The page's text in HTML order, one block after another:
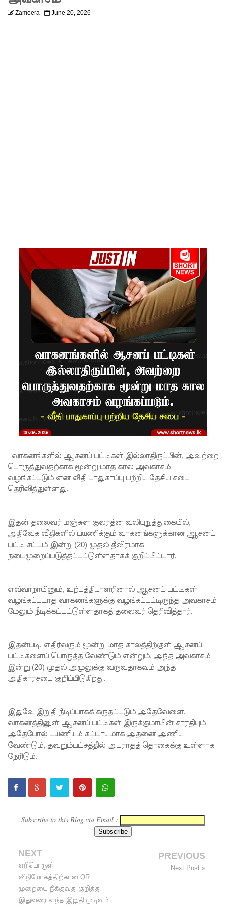
சிறைச்சா
லை
மோதல்:
சந்தேகநப
ர்கள் 62
உயர்வு
மாவட்டங்
மண்சரிவு
அபாய
எச்சரிக்
கை!
மட்டக்கள
சிறைச்சா
லையை
சுற்றி
பாதுகாப்பு!
லலித் -
காணாமற்
போன
வழக்கு
ய
ராஜபக்ச
செப்டம்பர்
தேதி
காணொ
ளி மூலம்
ளிக்க
நீதிமன்றம்
நேற்றைய
Zameera June 20, 2026
வாகனங்களில் ஆசனப் பட்டிகள் இல்லாதிருப்பின், அவற்றை
பொருத்துவதற்காக மூன்று மாத கால அவகாசம்
வழங்கப்படும் என வீதி பாதுகாப்பு பற்றிய தேசிய சபை
தெரிவித்துள்ளது.
இதன் தலைவர் மஞ்சுள குலரத்ன வலியுறுத்துகையில்,
அதிவேக வீதிகளில் பயணிக்கும் வாகனங்களுக்கான ஆசனப்
பட்டி சட்டம் இன்று (20) முதல் தீவிரமாக
நடைமுறைப்படுத்தப்பட்டுள்ளதாகக் குறிப்பிட்டார்.
எவ்வாறாயினும், உற்பத்தியாளரினால் ஆசனப் பட்டிகள்
வழங்கப்படாத வாகனங்களுக்கு வழங்கப்பட்டிருந்த அவகாசம்
மேலும் நீடிக்கப்பட்டுள்ளதாகத் தலைவர் தெரிவித்தார்.
இதன்படி, எதிர்வரும் மூன்று மாத காலத்திற்குள் ஆசனப்
பட்டிகளைப் பொருத்த வேண்டும் என்றும், அந்த அவகாசம்
இன்று (20) முதல் அமுலுக்கு வருவதாகவும் அந்த
அதிகாரசபை குறிப்பிடுகிறது.
இதுவே இறுதி நீடிப்பாகக் கருதப்படும் அதேவேளை,
வாகனத்தினுள் ஆசனப் பட்டிகள் இருக்குமாயின் சாரதியும்
அதேபோல் பயணியும் கட்டாயமாக அதனை அணிய
வேண்டும், தவறும்பட்சத்தில் அபராதத் தொகைக்கு உள்ளாக
நேரிடும்.
Subscribe to this Blog via Email :
NEXT
எரிபொருள்
விநியோகத்திற்கான QR
முறையை நீக்குவது குறித்து
இதுவரை எந்த இறுதி முடிவும்
PREVIOUS
Next Post »